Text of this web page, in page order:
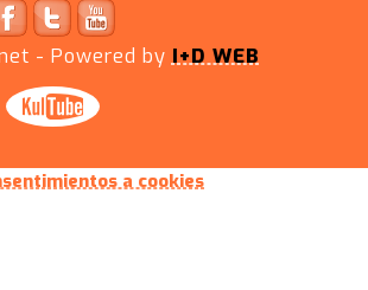
- Powered by I+D WEB
a cookies